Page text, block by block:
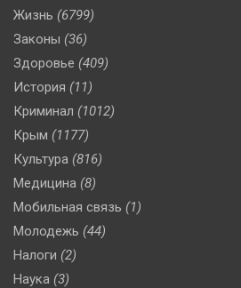
Жизнь (6799)
Законы (36)
Здоровье (409)
История (11)
Криминал (1012)
Крым (1177)
Культура (816)
Медицина (8)
Мобильная связь (1)
Молодежь (44)
Налоги (2)
Наука (3)